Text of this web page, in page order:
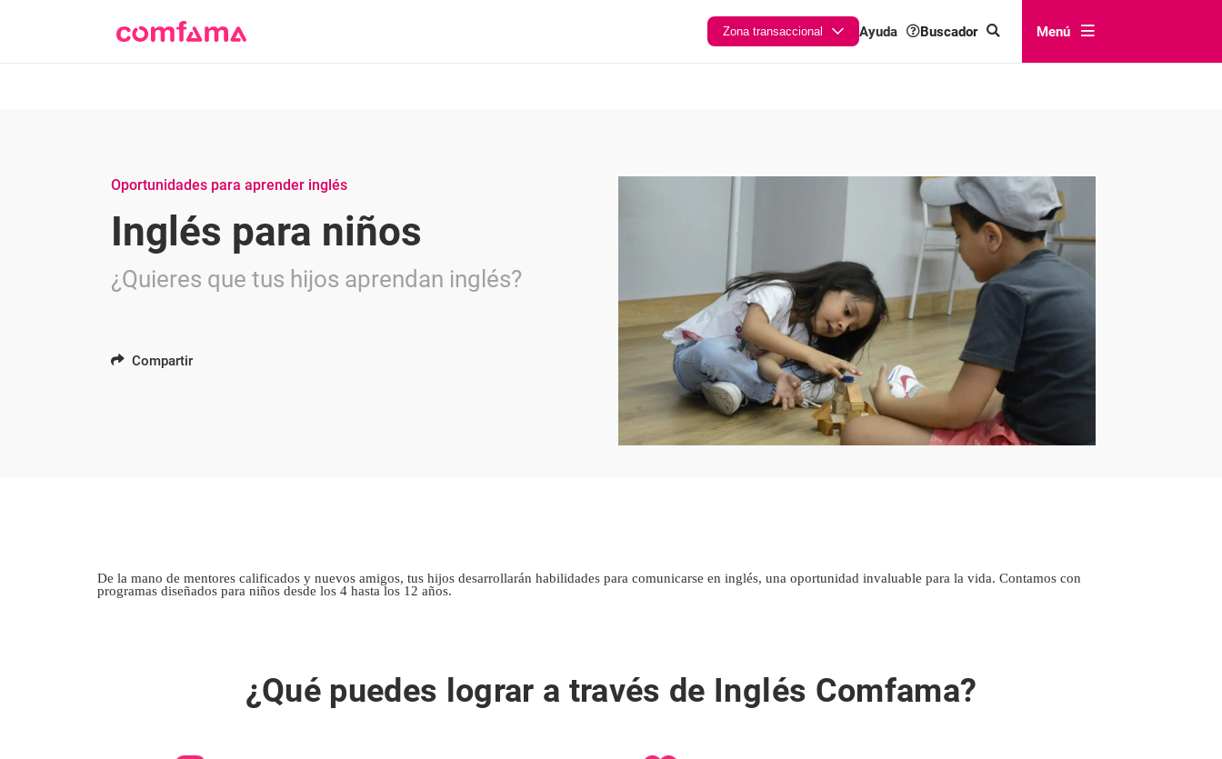
Zona transaccional Ayuda Buscador Menú
Oportunidades para aprender inglés
Inglés para niños
¿Quieres que tus hijos aprendan inglés?
Compartir
De la mano de mentores calificados y nuevos amigos, tus hijos desarrollarán habilidades para comunicarse en inglés, una oportunidad invaluable para la vida. Contamos con
programas diseñados para niños desde los 4 hasta los 12 años.
¿Qué puedes lograr a través de Inglés Comfama?